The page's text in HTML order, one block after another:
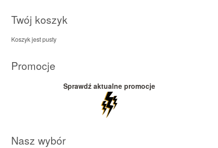
Twój koszyk
Koszyk jest pusty
Promocje
Sprawdź aktualne promocje
Nasz wybór